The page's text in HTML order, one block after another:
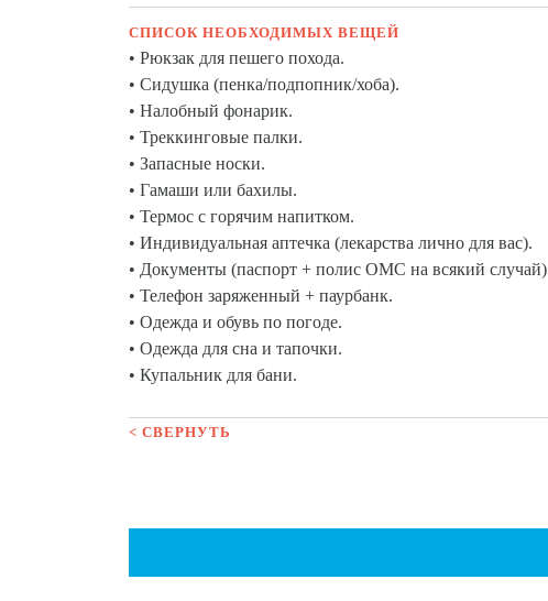
СПИСОК НЕОБХОДИМЫХ ВЕЩЕЙ
• Рюкзак для пешего похода.
• Сидушка (пенка/подпопник/хоба).
• Налобный фонарик.
• Треккинговые палки.
• Запасные носки.
• Гамаши или бахилы.
• Термос с горячим напитком.
• Индивидуальная аптечка (лекарства лично для вас).
• Документы (паспорт + полис ОМС на всякий
• Телефон заряженный + паурбанк.
• Одежда и обувь по погоде.
• Одежда для сна и тапочки.
• Купальник для бани.
< СВЕРНУТЬ